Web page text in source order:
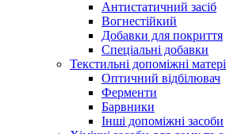
Антистатичний засіб
Вогнестійкий
Добавки для покриття
Спеціальні добавки
Текстильні допоміжні
Оптичний відбілювач
Ферменти
Барвники
Інші допоміжні засоби